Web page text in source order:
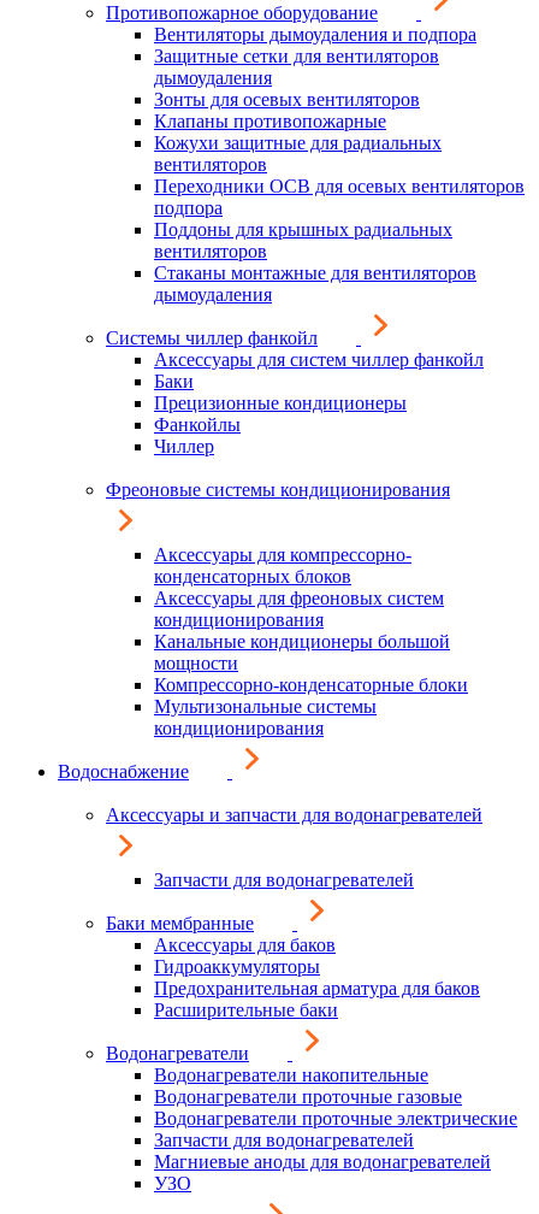
Противопожарное оборудование
Вентиляторы дымоудаления и подпора
Защитные сетки для вентиляторов
дымоудаления
Зонты для осевых вентиляторов
Клапаны противопожарные
Кожухи защитные для радиальных
вентиляторов
Переходники ОСВ для осевых вентиляторов
подпора
Поддоны для крышных радиальных
вентиляторов
Стаканы монтажные для вентиляторов
дымоудаления
Системы чиллер фанкойл
Аксессуары для систем чиллер фанкойл
Баки
Прецизионные кондиционеры
Фанкойлы
Чиллер
Фреоновые системы кондиционирования
Аксессуары для компрессорно-
конденсаторных блоков
Аксессуары для фреоновых систем
кондиционирования
Канальные кондиционеры большой
мощности
Компрессорно-конденсаторные блоки
Мультизональные системы
кондиционирования
Водоснабжение
Аксессуары и запчасти для водонагревателей
Запчасти для водонагревателей
Баки мембранные
Аксессуары для баков
Гидроаккумуляторы
Предохранительная арматура для баков
Расширительные баки
Водонагреватели
Водонагреватели накопительные
Водонагреватели проточные газовые
Водонагреватели проточные электрические
Запчасти для водонагревателей
Магниевые аноды для водонагревателей
УЗО